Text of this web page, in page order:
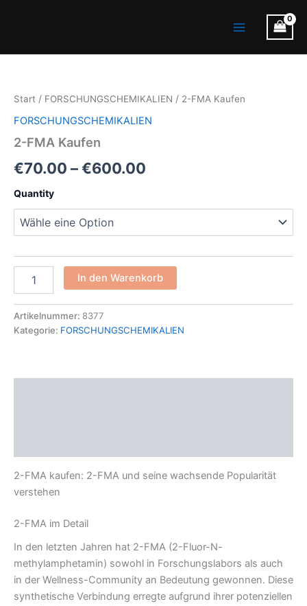
Menu
Start / FORSCHUNGSCHEMIKALIEN / 2-FMA Kaufen
FORSCHUNGSCHEMIKALIEN
2-FMA Kaufen
€70.00 –€600.00
€70.00
bis
Quantity
Menge
In den Warenkorb
Artikelnummer: 8377
Kategorie: FORSCHUNGSCHEMIKALIEN
2-FMA kaufen: 2-FMA und seine wachsende Popularität
verstehen
2-FMA im Detail
In den letzten Jahren hat 2-FMA (2-Fluor-N-
methylamphetamin) sowohl in Forschungslabors als auch
in der Wellness-Community an Bedeutung gewonnen. Diese
synthetische Verbindung erregte aufgrund ihrer potenziellen